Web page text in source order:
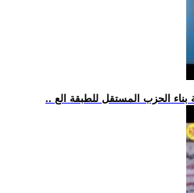
الحزب المستقل للطبقة الع